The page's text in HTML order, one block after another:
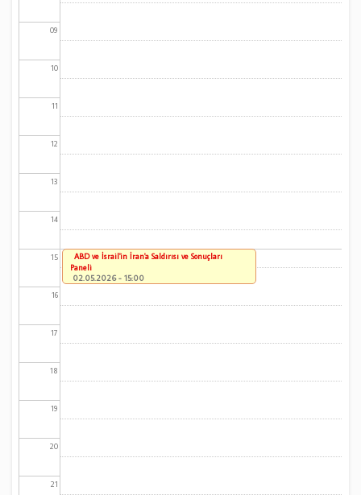
09
10
11
12
13
14
15
16
17
18
19
20
21
ABD ve İsrail'in İran'a Saldırısı ve Sonuçları
Paneli
02.05.2026 - 15:00